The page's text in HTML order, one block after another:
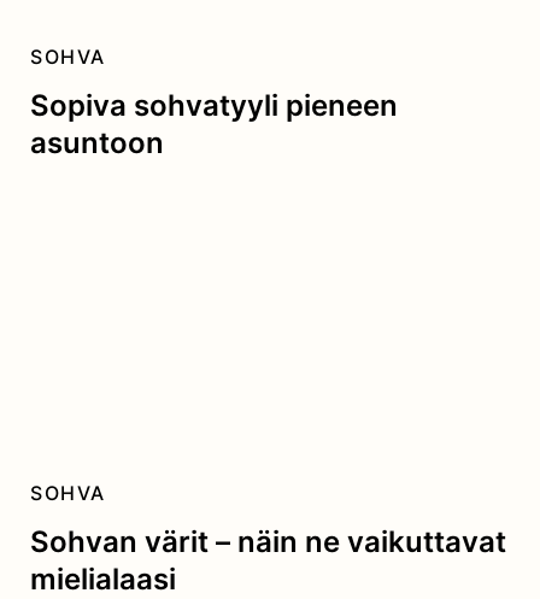
Sopiva sohvatyyli pieneen
asuntoon
SOHVA
Sohvan värit – näin ne vaikuttavat
mielialaasi
SOHVA